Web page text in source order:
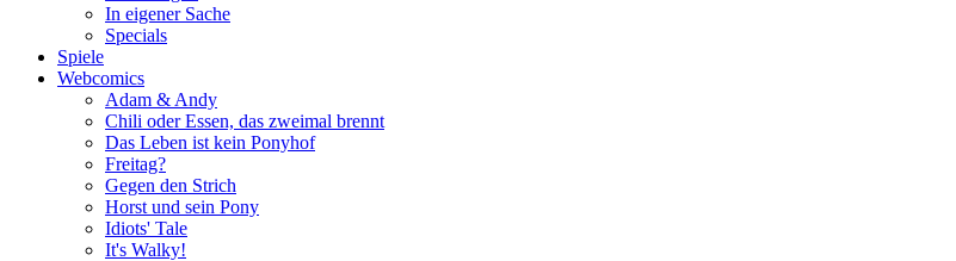
In eigener Sache
Specials
Spiele
Webcomics
Adam & Andy
Chili oder Essen, das zweimal brennt
Das Leben ist kein Ponyhof
Freitag?
Gegen den Strich
Horst und sein Pony
Idiots' Tale
It's Walky!